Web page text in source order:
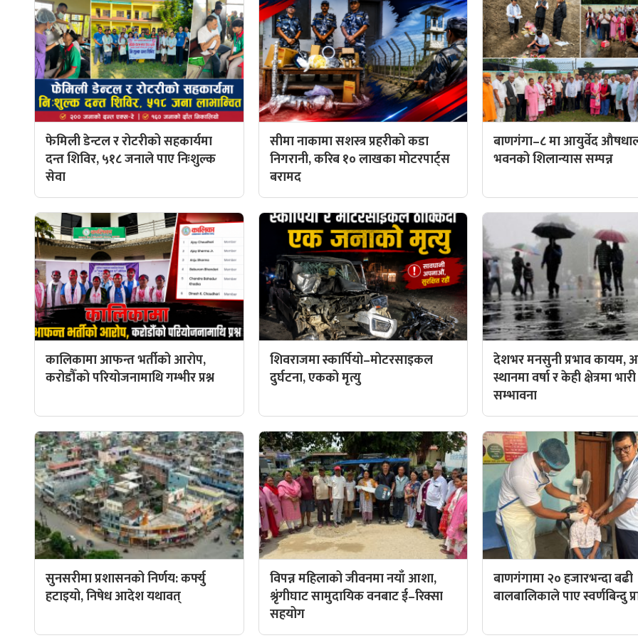
फेमिली डेन्टल र रोटरीको सहकार्यमा
दन्त शिविर, ५१८ जनाले पाए निःशुल्क
सेवा
सीमा नाकामा सशस्त्र प्रहरीको कडा
निगरानी, करिब १० लाखका मोटरपार्ट्स
बरामद
बाणगंगा–८ मा आयुर्वेद
भवनको शिलान्यास सम्पन्न
कालिकामा आफन्त भर्तीको आरोप,
करोडौँको परियोजनामाथि गम्भीर प्रश्न
शिवराजमा स्कार्पियो–मोटरसाइकल
दुर्घटना, एकको मृत्यु
देशभर मनसुनी प्रभाव कायम,
स्थानमा वर्षा र केही क्षेत्रमा
सम्भावना
सुनसरीमा प्रशासनको निर्णय: कर्फ्यु
हटाइयो, निषेध आदेश यथावत्
विपन्न महिलाको जीवनमा नयाँ आशा,
श्रृंगीघाट सामुदायिक वनबाट ई–रिक्सा
सहयोग
बाणगंगामा २० हजारभन्दा बढी
बालबालिकाले पाए स्वर्णबिन्दु